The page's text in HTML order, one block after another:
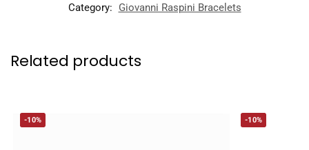
Category:
Giovanni Raspini Bracelets
Related products
-10% -10%